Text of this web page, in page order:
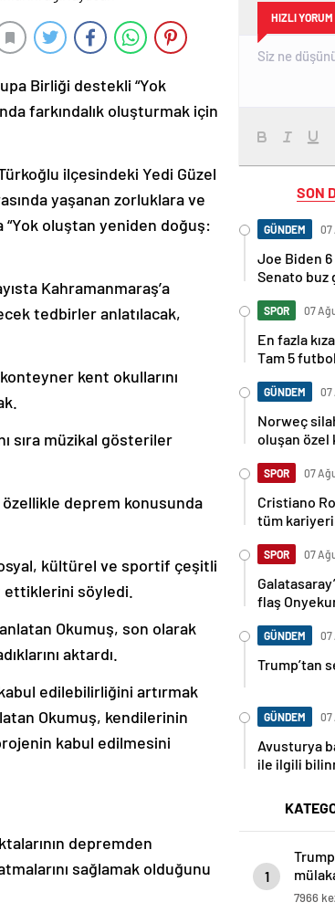
Birliği destekli “Yok
farkındalık oluşturmak için
ilçesindeki Yedi Güzel
yaşanan zorluklara ve
“Yok oluştan yeniden doğuş:
Kahramanmaraş’a
tedbirler anlatılacak,
kent okullarını
sıra müzikal gösteriler
özellikle deprem konusunda
kültürel ve sportif çeşitli
ettiklerini söyledi.
Okumuş, son olarak
aktardı.
edilebilirliğini artırmak
Okumuş, kendilerinin
kabul edilmesini
depremden
sağlamak olduğunu
HIZLI YORUM
SON
GÜNDEM 07
Joe Biden 6
Senato buz
SPOR 07
En fazla
Tam 5
GÜNDEM 07
Norweç
oluşan
SPOR 07
Cristiano
tüm
SPOR 07
flaş
GÜNDEM 07
Trump’tan
GÜNDEM 07
Avusturya
ile ilgili
1
7966